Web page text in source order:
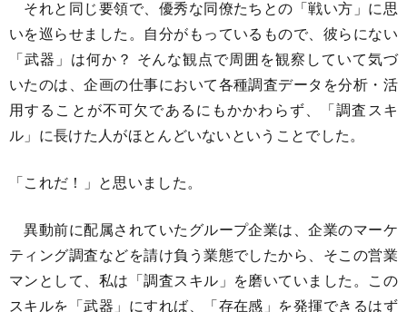
それと同じ要領で、優秀な同僚たちとの「戦い方」に思
いを巡らせました。自分がもっているもので、彼らにない
「武器」は何か？ そんな観点で周囲を観察していて気づ
いたのは、企画の仕事において各種調査データを分析・活
用することが不可欠であるにもかかわらず、「調査スキ
ル」に長けた人がほとんどいないということでした。
「これだ！」と思いました。
異動前に配属されていたグループ企業は、企業のマーケ
ティング調査などを請け負う業態でしたから、そこの営業
マンとして、私は「調査スキル」を磨いていました。この
スキルを「武器」にすれば、「存在感」を発揮できるはず